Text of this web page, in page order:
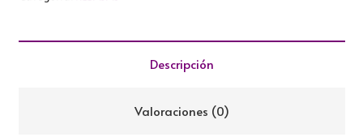
Descripción
Valoraciones (0)